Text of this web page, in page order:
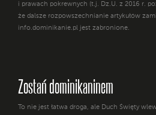
i prawach pokrewnych (t.j. Dz.U. z 2016 r.
że dalsze rozpowszechnianie artykułów
info.dominikanie.pl jest zabronione.
Zostań dominikaninem
To nie jest łatwa droga, ale Duch Święty